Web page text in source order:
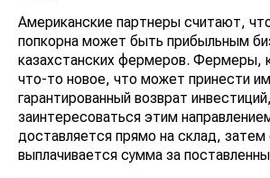
Американские партнеры считают,
попкорна может быть прибыльным
казахстанских фермеров. Фермеры,
что-то новое, что может принести
гарантированный возврат
заинтересоваться этим
доставляется прямо на склад,
выплачивается сумма за